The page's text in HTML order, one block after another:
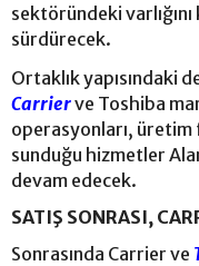
sektöründeki
sürdürecek.
Ortaklık yapısındaki
Carrierve Toshiba
operasyonları,
sunduğu hizmetler
devam edecek.
SATIŞ SONRASI,
Sonrasında Carrier ve